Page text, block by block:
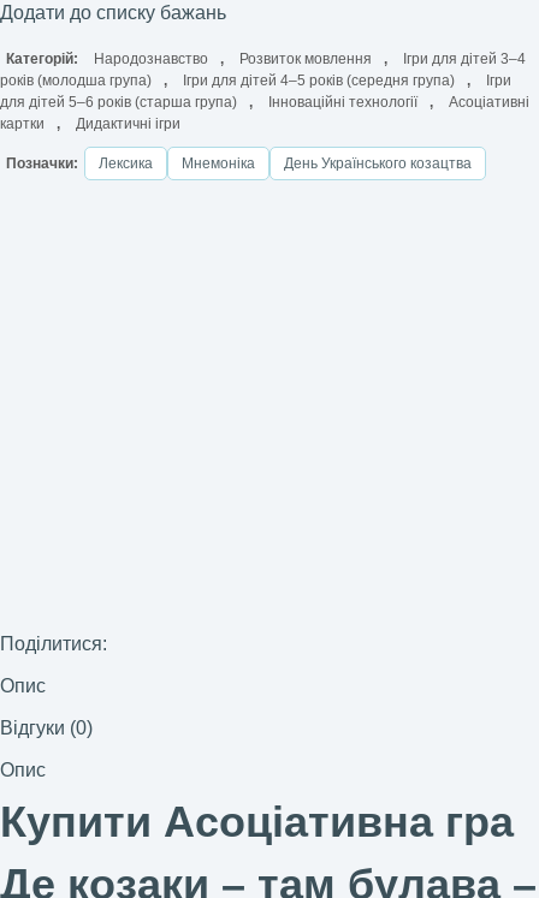
Додати до списку бажань
Категорій: Народознавство , Розвиток мовлення ,
Ігри для дітей 3–4
років (молодша група)
, Ігри для дітей 4–5 років (середня група) ,
Ігри
для дітей 5–6 років (старша група)
, Інноваційні технології ,
Асоціативні
картки
, Дидактичні ігри
Позначки: Лексика Мнемоніка День Українського козацтва
Поділитися:
Опис
Відгуки (0)
Опис
Купити Асоціативна гра
Де козаки – там булава –